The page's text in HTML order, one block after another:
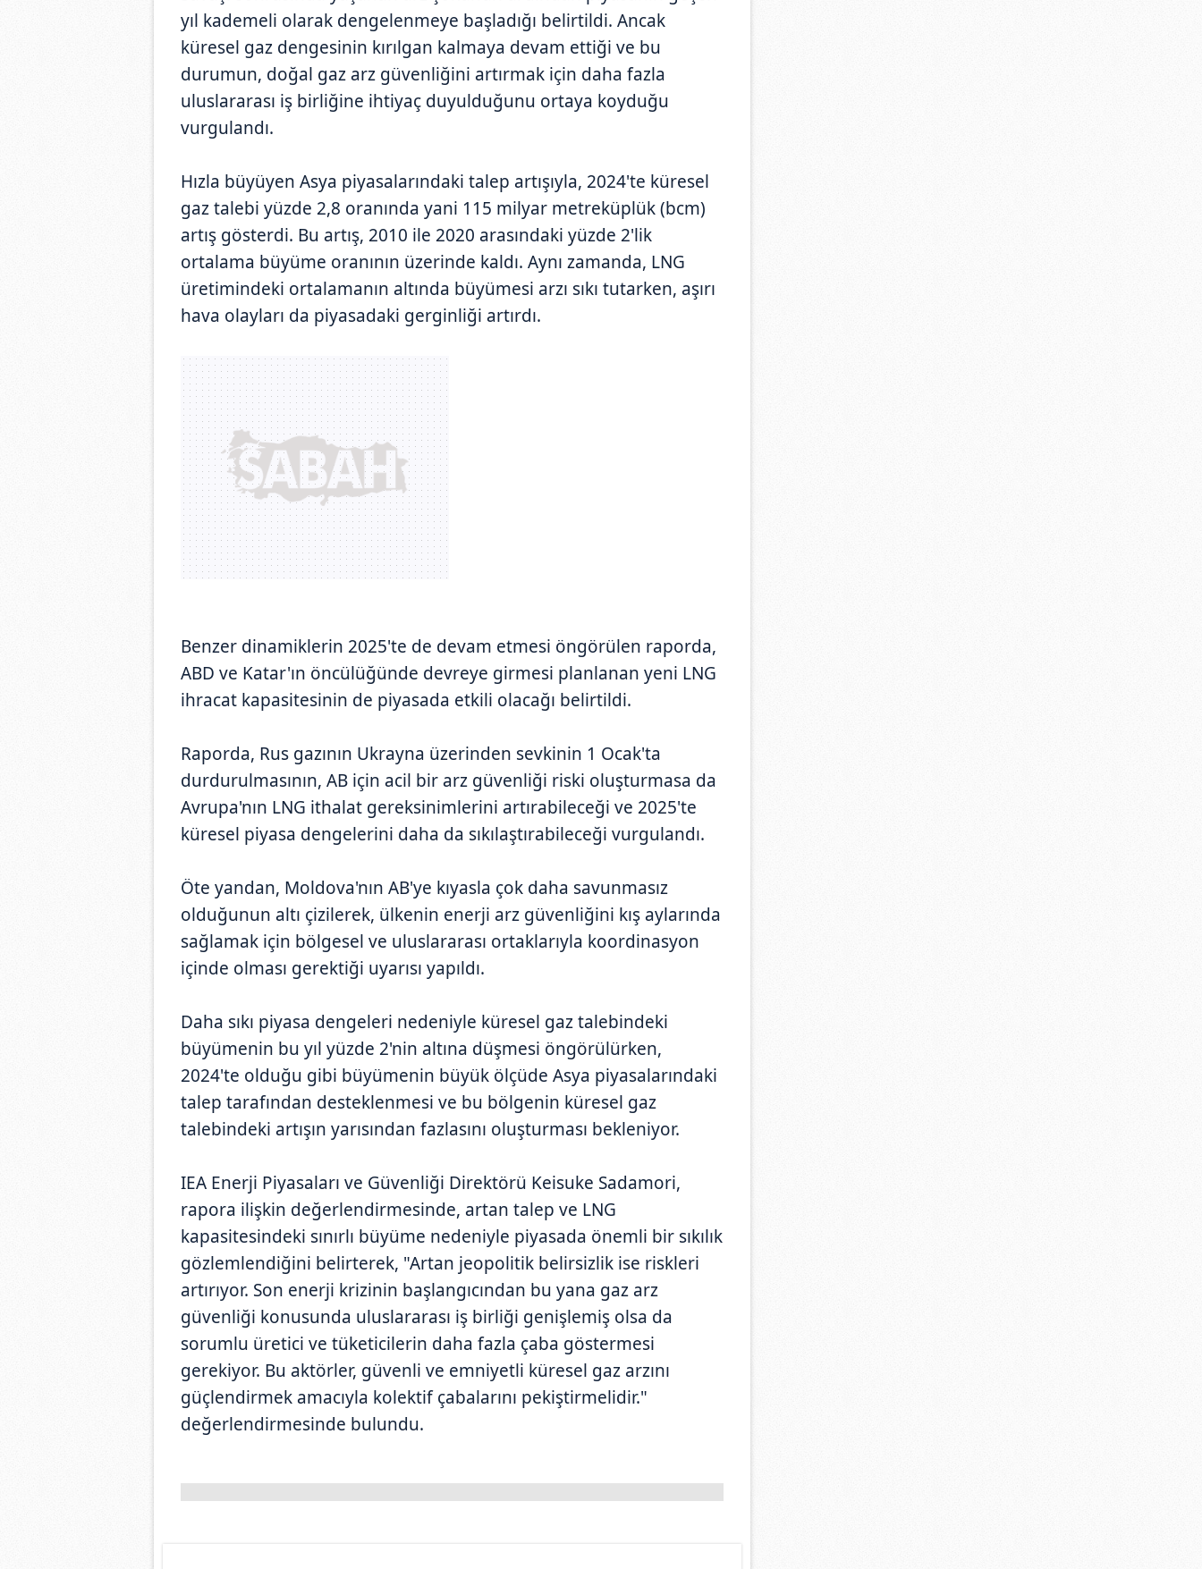
yıl kademeli olarak dengelenmeye başladığı belirtildi. Ancak
küresel gaz dengesinin kırılgan kalmaya devam ettiği ve bu
durumun, doğal gaz arz güvenliğini artırmak için daha fazla
uluslararası iş birliğine ihtiyaç duyulduğunu ortaya koyduğu
vurgulandı.
Hızla büyüyen Asya piyasalarındaki talep artışıyla, 2024'te küresel
gaz talebi yüzde 2,8 oranında yani 115 milyar metreküplük (bcm)
artış gösterdi. Bu artış, 2010 ile 2020 arasındaki yüzde 2'lik
ortalama büyüme oranının üzerinde kaldı. Aynı zamanda, LNG
üretimindeki ortalamanın altında büyümesi arzı sıkı tutarken, aşırı
hava olayları da piyasadaki gerginliği artırdı.
Benzer dinamiklerin 2025'te de devam etmesi öngörülen raporda,
ABD ve Katar'ın öncülüğünde devreye girmesi planlanan yeni LNG
ihracat kapasitesinin de piyasada etkili olacağı belirtildi.
Raporda, Rus gazının Ukrayna üzerinden sevkinin 1 Ocak'ta
durdurulmasının, AB için acil bir arz güvenliği riski oluşturmasa da
Avrupa'nın LNG ithalat gereksinimlerini artırabileceği ve 2025'te
küresel piyasa dengelerini daha da sıkılaştırabileceği vurgulandı.
Öte yandan, Moldova'nın AB'ye kıyasla çok daha savunmasız
olduğunun altı çizilerek, ülkenin enerji arz güvenliğini kış aylarında
sağlamak için bölgesel ve uluslararası ortaklarıyla koordinasyon
içinde olması gerektiği uyarısı yapıldı.
Daha sıkı piyasa dengeleri nedeniyle küresel gaz talebindeki
büyümenin bu yıl yüzde 2'nin altına düşmesi öngörülürken,
2024'te olduğu gibi büyümenin büyük ölçüde Asya piyasalarındaki
talep tarafından desteklenmesi ve bu bölgenin küresel gaz
talebindeki artışın yarısından fazlasını oluşturması bekleniyor.
IEA Enerji Piyasaları ve Güvenliği Direktörü Keisuke Sadamori,
rapora ilişkin değerlendirmesinde, artan talep ve LNG
kapasitesindeki sınırlı büyüme nedeniyle piyasada önemli bir sıkılık
gözlemlendiğini belirterek, "Artan jeopolitik belirsizlik ise riskleri
artırıyor. Son enerji krizinin başlangıcından bu yana gaz arz
güvenliği konusunda uluslararası iş birliği genişlemiş olsa da
sorumlu üretici ve tüketicilerin daha fazla çaba göstermesi
gerekiyor. Bu aktörler, güvenli ve emniyetli küresel gaz arzını
güçlendirmek amacıyla kolektif çabalarını pekiştirmelidir."
değerlendirmesinde bulundu.